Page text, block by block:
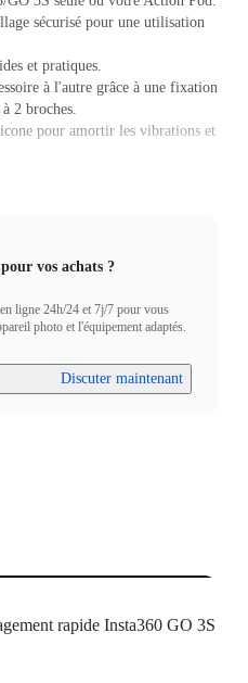
sécurisé pour une utilisation
et pratiques.
à l'autre grâce à une fixation
2 broches.
pour amortir les vibrations et
vos achats ?
ligne 24h/24 et 7j/7 pour vous
photo et l'équipement adaptés.
Discuter maintenant
rapide Insta360 GO 3S